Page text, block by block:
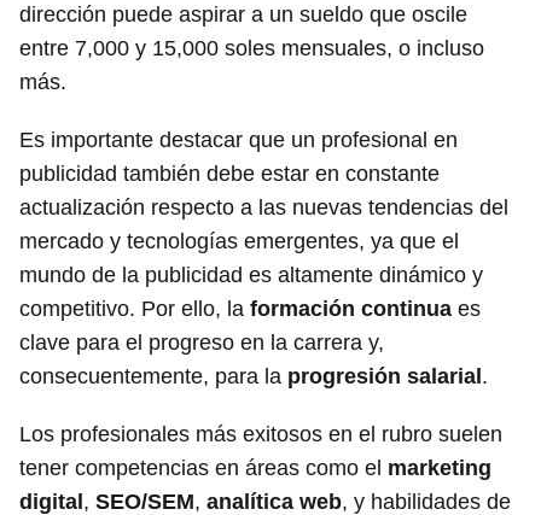
dirección puede aspirar a un sueldo que oscile
entre 7,000 y 15,000 soles mensuales, o incluso
más.
Es importante destacar que un profesional en
publicidad también debe estar en constante
actualización respecto a las nuevas tendencias del
mercado y tecnologías emergentes, ya que el
mundo de la publicidad es altamente dinámico y
competitivo. Por ello, la formación continua es
clave para el progreso en la carrera y,
consecuentemente, para la progresión salarial.
Los profesionales más exitosos en el rubro suelen
tener competencias en áreas como el marketing
digital, SEO/SEM, analítica web, y habilidades de